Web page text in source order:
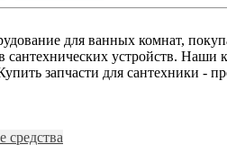
для ванных комнат,
сантехнических устройств.
запчасти для сантехники -